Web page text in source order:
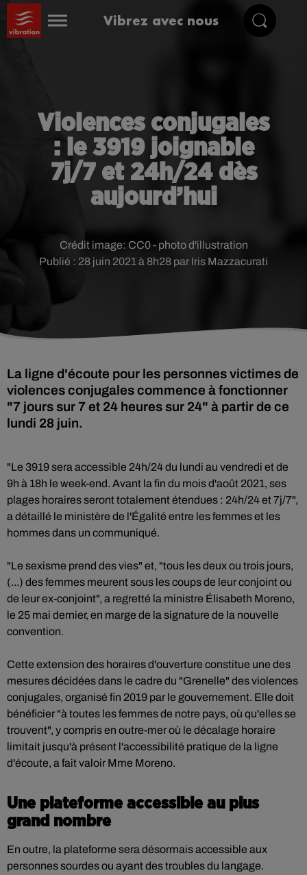
Vibrez avec nous
Violences conjugales
: le 3919 joignable
7j/7 et 24h/24 dès
aujourd’hui
Publié : 28 juin 2021 à 8h28 par Iris Mazzacurati
Crédit image: CC0 - photo d'illustration
La ligne d'écoute pour les personnes victimes de
violences conjugales commence à fonctionner
"7 jours sur 7 et 24 heures sur 24" à partir de ce
lundi 28 juin.
"Le 3919 sera accessible 24h/24 du lundi au vendredi et de
9h à 18h le week-end. Avant la fin du mois d'août 2021, ses
plages horaires seront totalement étendues : 24h/24 et 7j/7",
a détaillé le ministère de l'Égalité entre les femmes et les
hommes dans un communiqué.
"Le sexisme prend des vies" et, "tous les deux ou trois jours,
(...) des femmes meurent sous les coups de leur conjoint ou
de leur ex-conjoint", a regretté la ministre Élisabeth Moreno,
le 25 mai dernier, en marge de la signature de la nouvelle
convention.
Cette extension des horaires d'ouverture constitue une des
mesures décidées dans le cadre du "Grenelle" des violences
conjugales, organisé fin 2019 par le gouvernement. Elle doit
bénéficier "à toutes les femmes de notre pays, où qu'elles se
trouvent", y compris en outre-mer où le décalage horaire
limitait jusqu'à présent l'accessibilité pratique de la ligne
d'écoute, a fait valoir Mme Moreno.
Une plateforme accessible au plus
grand nombre
En outre, la plateforme sera désormais accessible aux
personnes sourdes ou ayant des troubles du langage.